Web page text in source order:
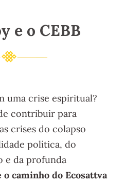
e o CEBB
uma crise espiritual?
contribuir para
crises do colapso
política, do
e da profunda
o caminho do Ecosattva